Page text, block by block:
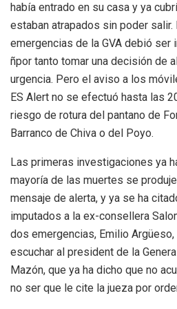
había entrado en su casa y ya
estaban atrapados sin poder
emergencias de la GVA debió ser
ñpor tanto tomar una decisión de
urgencia. Pero el aviso a los
ES Alert no se efectuó hasta las
riesgo de rotura del pantano de
Barranco de Chiva o del Poyo.
Las primeras investigaciones ya
mayoría de las muertes se
mensaje de alerta, y ya se ha
imputados a la ex-consellera
dos emergencias, Emilio
escuchar al president de la
Mazón, que ya ha dicho que no
no ser que le cite la jueza por